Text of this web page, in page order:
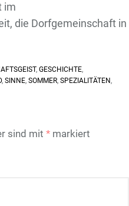
im
die Dorfgemeinschaft in
, GESCHICHTE,
, SINNE, SOMMER, SPEZIALITÄTEN,
sind mit * markiert